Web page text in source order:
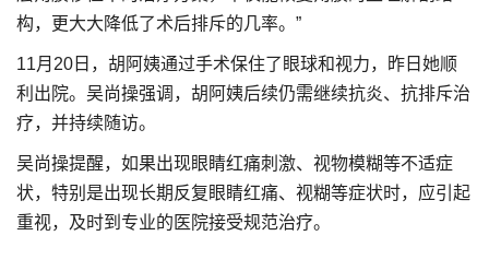
构，更大大降低了术后排斥的几率。”
11月20日，胡阿姨通过手术保住了眼球和视力，昨日她顺
利出院。吴尚操强调，胡阿姨后续仍需继续抗炎、抗排斥治
疗，并持续随访。
吴尚操提醒，如果出现眼睛红痛刺激、视物模糊等不适症
状，特别是出现长期反复眼睛红痛、视糊等症状时，应引起
重视，及时到专业的医院接受规范治疗。